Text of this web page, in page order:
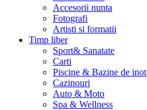
Accesorii nunta
Fotografi
Artisti si formatii
Timp liber
Sport& Sanatate
Carti
Piscine & Bazine de inot
Cazinouri
Auto & Moto
Spa & Wellness